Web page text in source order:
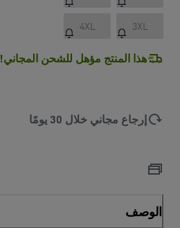
3XL
4XL
هذا المنتج مؤهل للشحن المجاني!
إرجاع مجاني خلال 30 يومًا
الوصف